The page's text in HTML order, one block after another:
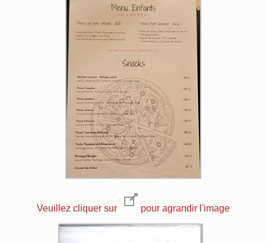
Veuillez cliquer sur pour agrandir l'image